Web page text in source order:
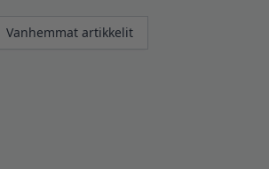
Artikkelien
Vanhemmat artikkelit